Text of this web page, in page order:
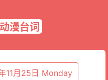
动漫台词
11月25日 Monday